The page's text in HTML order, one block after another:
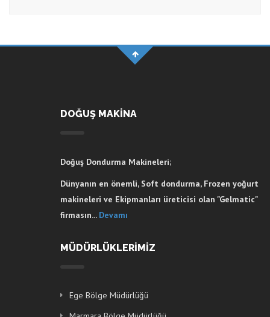
DOĞUŞ MAKİNA
Doğuş Dondurma Makineleri;
Dünyanın en önemli, Soft dondurma, Frozen yoğurt
makineleri ve Ekipmanları üreticisi olan "Gelmatic"
firmasın... Devamı
MÜDÜRLÜKLERİMİZ
Ege Bölge Müdürlüğü